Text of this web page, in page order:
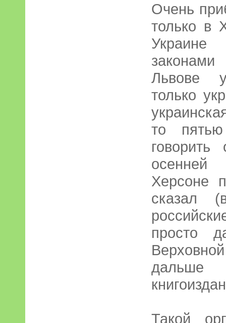
Очень
только в
Львове
только
то
осенней
Херсоне
сказал
просто
дальше
Такой